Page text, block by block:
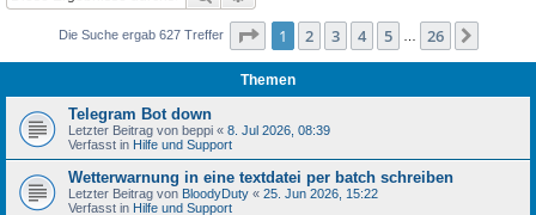
Die Suche ergab 627 Treffer Seite 1von 26
1 2 3 4 5 26
Themen
Telegram Bot down
Letzter Beitrag von beppi « 8. Jul 2026, 08:39
Verfasst in Hilfe und Support
Wetterwarnung in eine textdatei per batch schreiben
Letzter Beitrag von BloodyDuty « 25. Jun 2026, 15:22
Verfasst in Hilfe und Support